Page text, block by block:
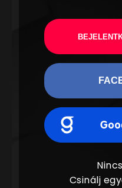
Csinálj